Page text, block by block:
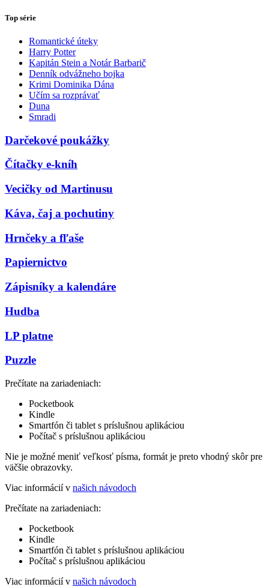
Top série
Romantické úteky
Harry Potter
Kapitán Stein a Notár Barbarič
Denník odvážneho bojka
Krimi Dominika Dána
Učím sa rozprávať
Duna
Smradi
Darčekové poukážky
Čítačky e-kníh
Vecičky od Martinusu
Káva, čaj a pochutiny
Hrnčeky a fľaše
Papiernictvo
Zápisníky a kalendáre
Hudba
LP platne
Puzzle
Prečítate na zariadeniach:
Pocketbook
Kindle
Smartfón či tablet s príslušnou aplikáciou
Počítač s príslušnou aplikáciou
Nie je možné meniť veľkosť písma, formát je preto vhodný skôr pre
väčšie obrazovky.
Viac informácií v našich návodoch
Prečítate na zariadeniach:
Pocketbook
Kindle
Smartfón či tablet s príslušnou aplikáciou
Počítač s príslušnou aplikáciou
Viac informácií v našich návodoch